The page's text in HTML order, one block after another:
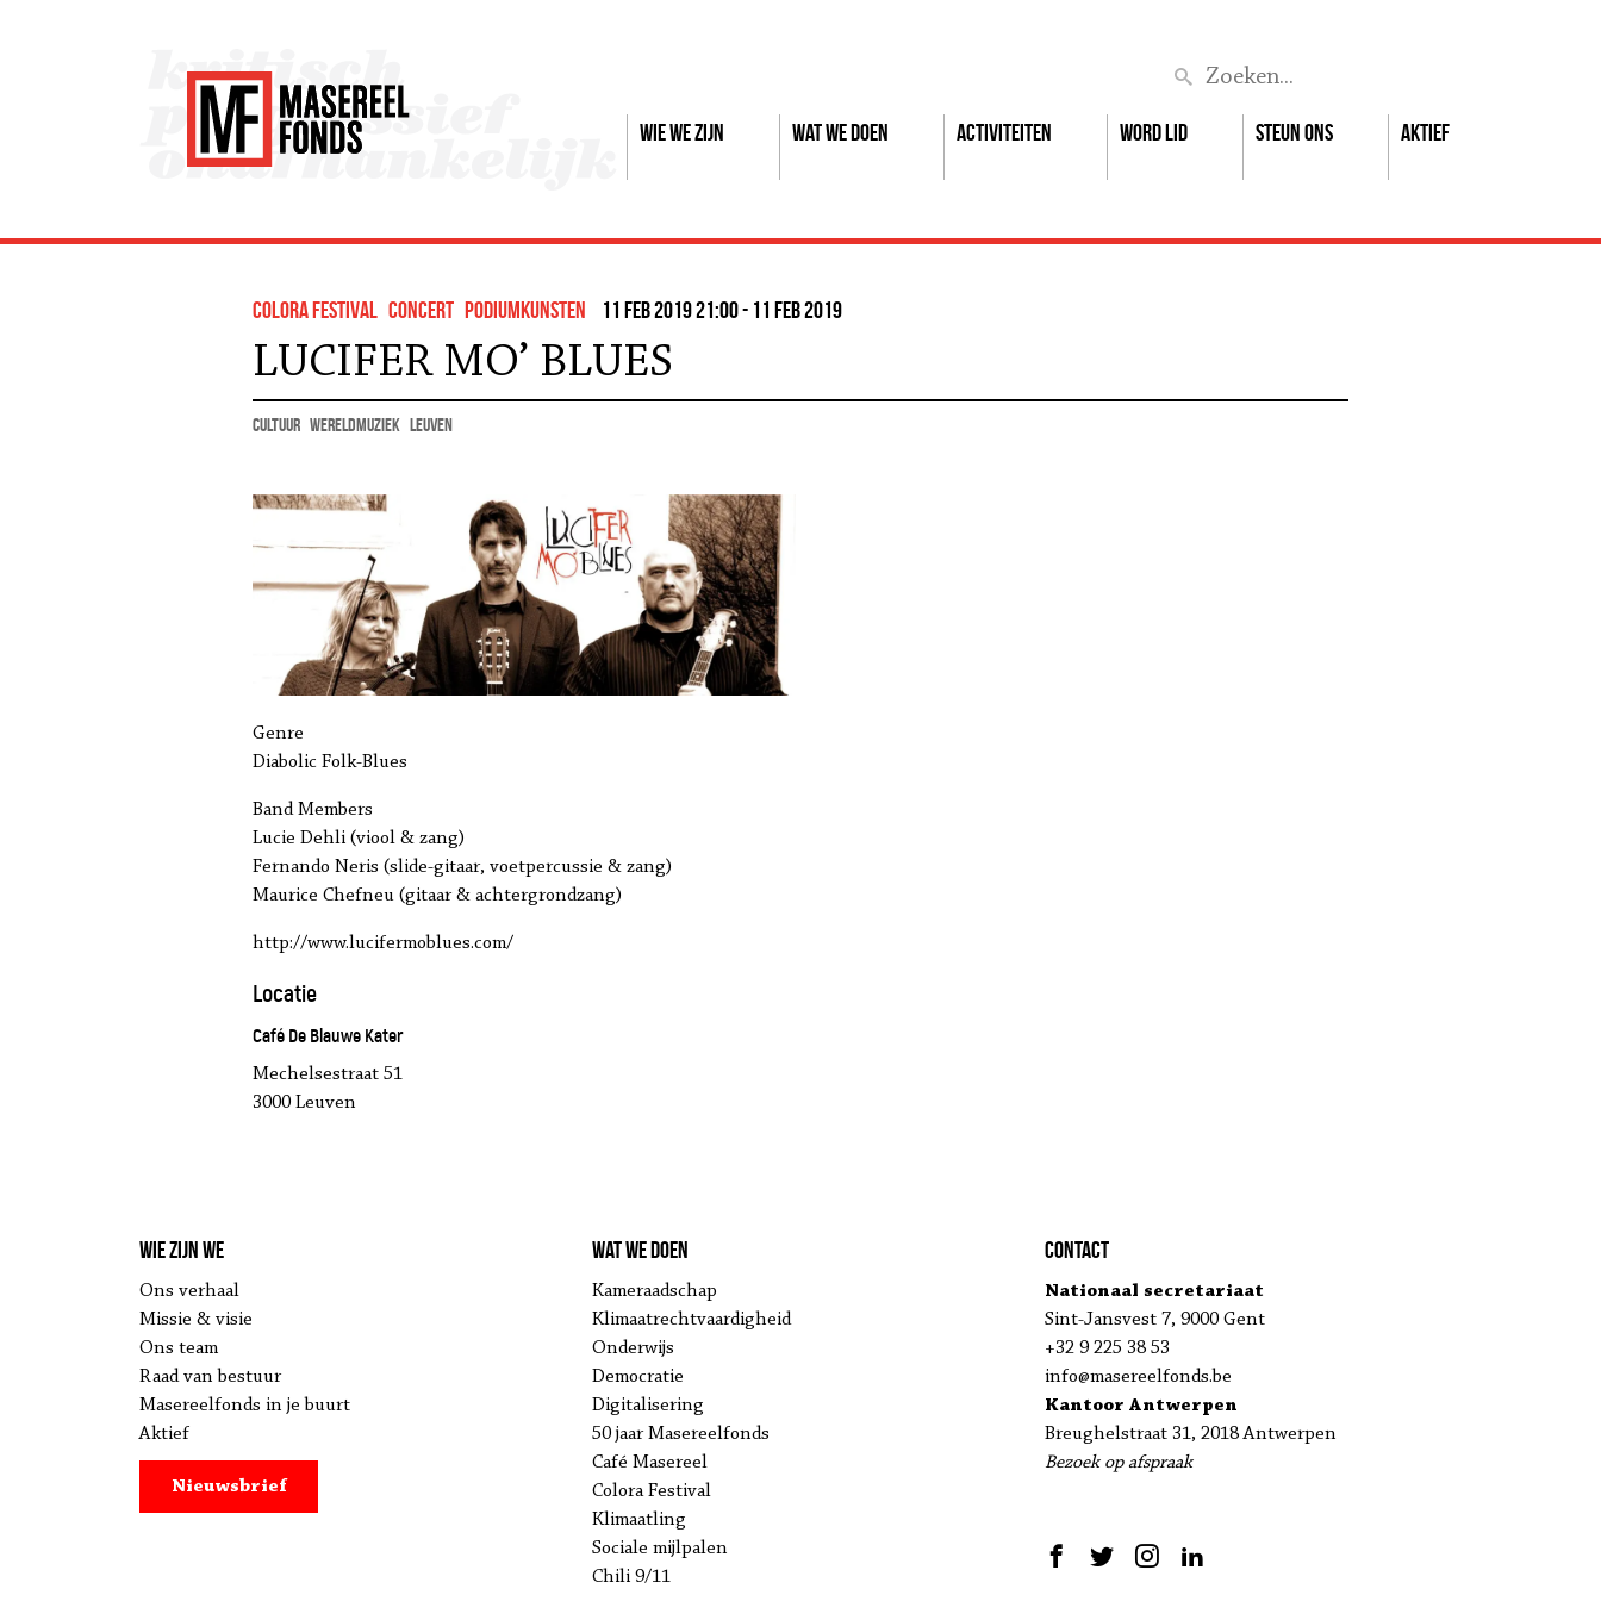
Wie we zijn Wat we doen Activiteiten Word lid Steun ons Aktief
colora festival concert podiumkunsten 11 feb 2019 21:00 - 11 feb 2019
LUCIFER MO’ BLUES
cultuur wereldmuziek Leuven
Genre
Diabolic Folk-Blues
Band Members
Lucie Dehli (viool & zang)
Fernando Neris (slide-gitaar, voetpercussie & zang)
Maurice Chefneu (gitaar & achtergrondzang)
http://www.lucifermoblues.com/
Locatie
Café De Blauwe Kater
Mechelsestraat 51
3000 Leuven
Wie zijn we
Ons verhaal
Missie & visie
Ons team
Raad van bestuur
Masereelfonds in je buurt
Aktief
Nieuwsbrief
Wat we doen
Kameraadschap
Klimaatrechtvaardigheid
Onderwijs
Democratie
Digitalisering
50 jaar Masereelfonds
Café Masereel
Colora Festival
Klimaatling
Sociale mijlpalen
Chili 9/11
Contact
Nationaal secretariaat
Sint-Jansvest 7, 9000 Gent
+32 9 225 38 53
info@masereelfonds.be
Kantoor Antwerpen
Breughelstraat 31, 2018 Antwerpen
Bezoek op afspraak